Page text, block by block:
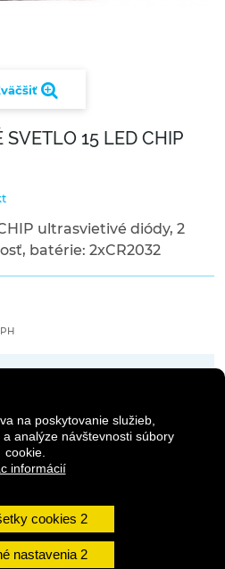
na poskytovanie služieb,
analýze návštevnosti súbory
cookie.
informácií
cookies
nastavenia
15 LED CHIP
ultrasvietivé diódy, 2
batérie: 2xCR2032
KOŠÍKA